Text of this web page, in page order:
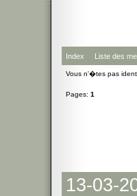
Index Liste des
Vous n'�tes pas
Pages: 1
13-03-